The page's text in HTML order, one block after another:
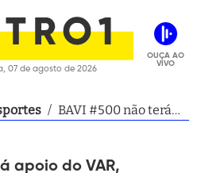
07 de agosto de 2026
OUÇA AO
VIVO
/ BAVI #500 não terá
FBF
apoio do VAR,